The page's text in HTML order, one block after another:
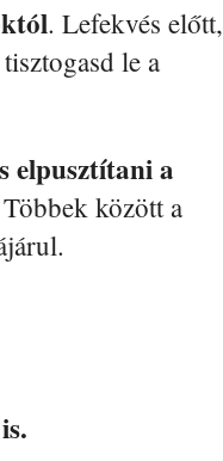
. Lefekvés előtt,
le a
elpusztítani a
Többek között a